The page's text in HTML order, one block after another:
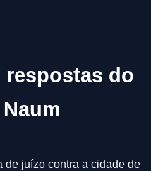
respostas do
de juízo contra a cidade de